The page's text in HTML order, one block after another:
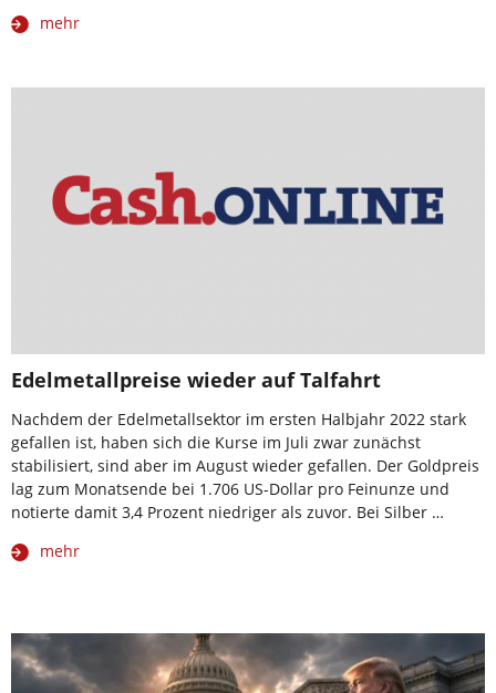
mehr
Edelmetallpreise wieder auf Talfahrt
Nachdem der Edelmetallsektor im ersten Halbjahr 2022 stark
gefallen ist, haben sich die Kurse im Juli zwar zunächst
stabilisiert, sind aber im August wieder gefallen. Der Goldpreis
lag zum Monatsende bei 1.706 US-Dollar pro Feinunze und
notierte damit 3,4 Prozent niedriger als zuvor. Bei Silber …
mehr